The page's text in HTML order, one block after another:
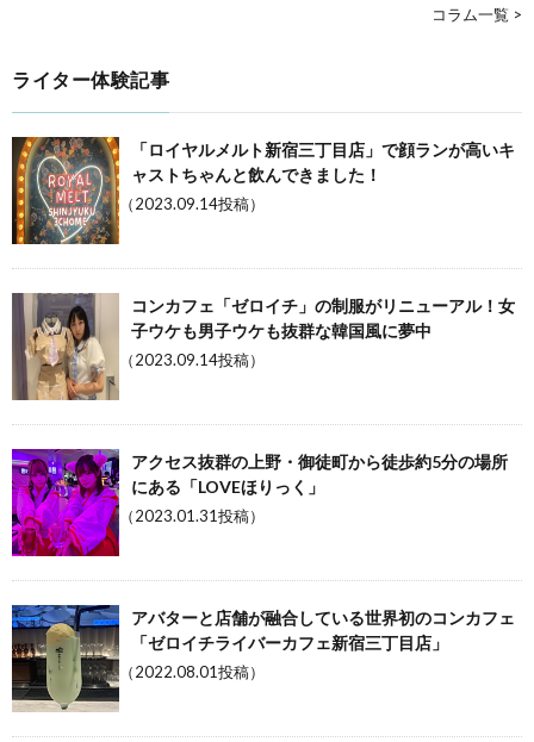
コラム一覧 >
ライター体験記事
「ロイヤルメルト新宿三丁目店」で顔ランが高いキ
ャストちゃんと飲んできました！
（2023.09.14投稿）
コンカフェ「ゼロイチ」の制服がリニューアル！女
子ウケも男子ウケも抜群な韓国風に夢中
（2023.09.14投稿）
アクセス抜群の上野・御徒町から徒歩約5分の場所
にある「LOVEほりっく」
（2023.01.31投稿）
アバターと店舗が融合している世界初のコンカフェ
「ゼロイチライバーカフェ新宿三丁目店」
（2022.08.01投稿）